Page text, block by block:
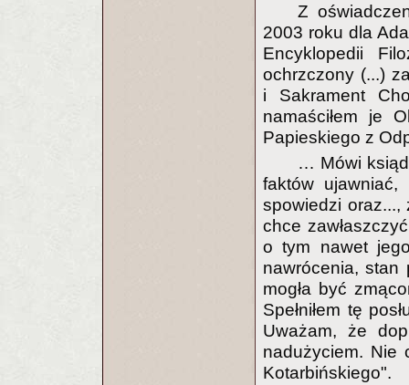
Z
2003 roku dla
Encyklopedii
ochrzczony (...)
i Sakrament
namaściłem je
Papieskiego z
… Mówi
faktów
spowiedzi oraz...,
chce
o tym nawet
nawrócenia, stan
mogła być
Spełniłem tę
Uważam, że
nadużyciem. Nie
Kotarbińskiego".